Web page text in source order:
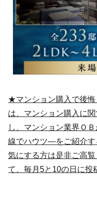
★マンション購入で後
は、マンション購入に
し、マンション業界Ｏ
線でハウツ―をご紹介
気にする方は是非ご高
て、毎月5と 10の日に投